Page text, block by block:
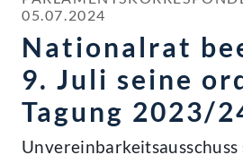
05.07.2024
Nationalrat
9. Juli seine
Tagung 2023/